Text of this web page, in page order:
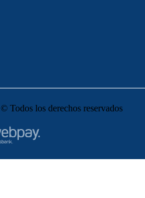
© Todos los derechos reservados